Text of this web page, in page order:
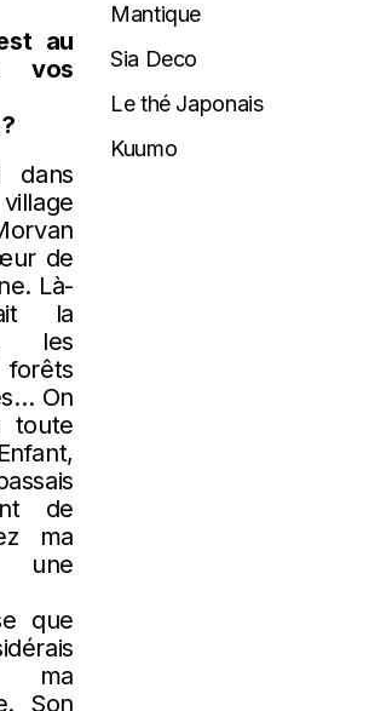
au
vos
dans
de
Là-
la
les
On
toute
de
ma
une
que
ma
Son
Mantique
Sia Deco
Le thé Japonais
Kuumo